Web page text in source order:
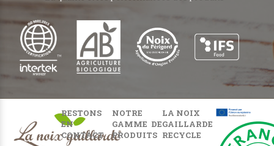
RESTONS
EN
CONTACT
NOTRE
GAMME DE
PRODUITS
LA NOIX
GAILLARDE
RECYCLE